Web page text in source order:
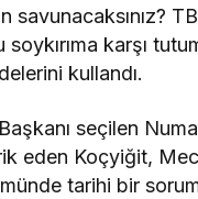
savunacaksınız?
soykırıma karşı
kullandı.
seçilen
eden Koçyiğit,
tarihi bir